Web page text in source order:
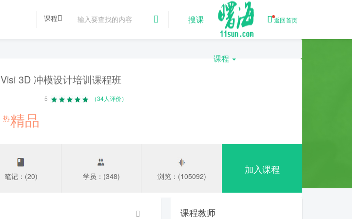
搜课
课程
返回首页
课程
Visi 3D 冲模设计培训课程班
5 （34人评价）
热精品
笔记：(20) 学员：(348) 浏览：(105092)
加入课程
课程教师